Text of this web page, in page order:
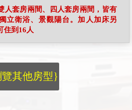
人套房兩間、四人套房兩間，皆有
立衛浴、景觀陽台。加人加床另
住到16人
其他房型}